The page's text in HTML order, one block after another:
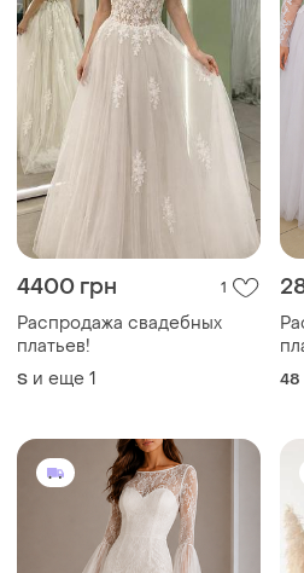
4400 грн 1
Распродажа свадебных
платьев!
S и еще 1 48